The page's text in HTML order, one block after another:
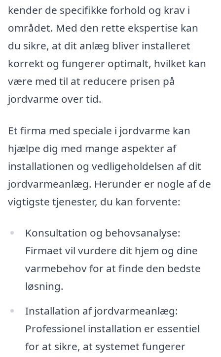
kender de specifikke forhold og krav i
området. Med den rette ekspertise kan
du sikre, at dit anlæg bliver installeret
korrekt og fungerer optimalt, hvilket kan
være med til at reducere prisen på
jordvarme over tid.
Et firma med speciale i jordvarme kan
hjælpe dig med mange aspekter af
installationen og vedligeholdelsen af dit
jordvarmeanlæg. Herunder er nogle af de
vigtigste tjenester, du kan forvente:
Konsultation og behovsanalyse:
Firmaet vil vurdere dit hjem og dine
varmebehov for at finde den bedste
løsning.
Installation af jordvarmeanlæg:
Professionel installation er essentiel
for at sikre, at systemet fungerer